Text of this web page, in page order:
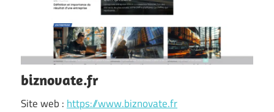
biznovate.fr
Site web : https://www.biznovate.fr